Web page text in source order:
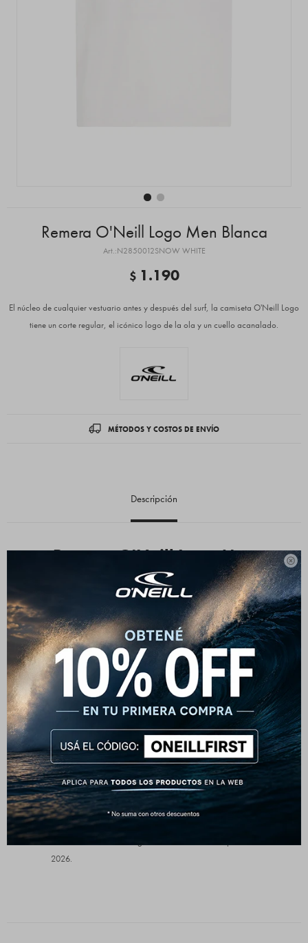

Remera O'Neill Logo Men Blanca
N2850012SNOW WHITE
$ 1.190
El núcleo de cualquier vestuario antes y después del surf, la camiseta O'Neill Logo
tiene un corte regular, el icónico logo de la ola y un cuello acanalado.
MÉTODOS Y COSTOS DE ENVÍO
Descripción
Remera O'Neill Logo Men
Confeccionada con un jersey de peso medio 100%
algodón, esta camiseta tiene la estructura perfecta para
brindar libertad de movimiento sin sacrificar la
comodidad.
Materiales: 100% AlgodónO'Neill Blue:
Los productos O'Neill Blue fueron diseñados para ser
duraderos, más circulares, hechos de materiales
reciclados y apuntando hacia un futuro mejor. Es por eso
que actualmente tenemos un requisito mínimo de al menos
un 50 % de materiales preferidos en un estilo para ser
clasificado como O'Neill Blue. Estamos orgullosos de
decir que más de 8 de cada 10 de la colección
Primavera/Verano de O'Neill consisten en productos
O'Neill Blue, y no nos detendremos ahí. Estamos bien
2026.